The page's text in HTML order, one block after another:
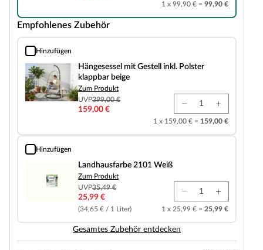
1 x 99,90 € = 99,90 €
Empfohlenes Zubehör
Hinzufügen
Hängesessel mit Gestell inkl. Polster klappbar beige
Hängesessel mit Gestell inkl. Polster
klappbar beige
Zum Produkt
UVP399,00 €
159,00 €
1 x 159,00 € = 159,00 €
Hinzufügen
Landhausfarbe 2101 Weiß
Landhausfarbe 2101 Weiß
Zum Produkt
UVP35,49 €
25,99 €
(34,65 € / 1 Liter) 1 x 25,99 € = 25,99 €
Gesamtes Zubehör entdecken